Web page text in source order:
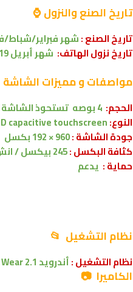
تاريخ الصنع والنزول ⌚
تاريخ الصنع :شهر فبراير/شباط/
تاريخ نزول الهاتف: شهر أبريل 2019
مواصفات و مميزاتالشاشة
الحجم: تستحوذ الشاشة على
النوع:capacitive touchscreen
جودة الشاشة :960 × 192 بكسل
كثافة البكسل :245 بيكسل / انش .
حماية : يدعم
نظام التشغيل 📂
نظام التشغيل :أندرويد Wear 2.1
الكاميرا 📷